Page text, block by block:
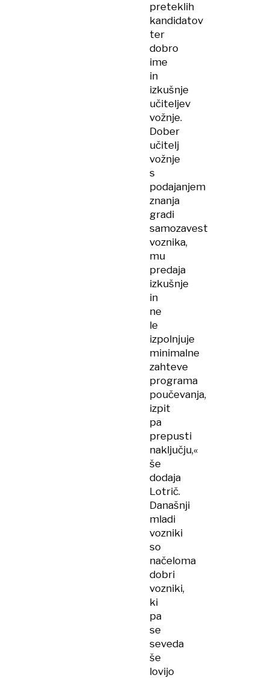
preteklih
kandidatov
ter
dobro
ime
in
izkušnje
učiteljev
vožnje.
Dober
učitelj
vožnje
s
podajanjem
znanja
gradi
samozavest
voznika,
mu
predaja
izkušnje
in
ne
le
izpolnjuje
minimalne
zahteve
programa
poučevanja,
izpit
pa
prepusti
naključju,«
še
dodaja
Lotrič.
Današnji
mladi
vozniki
so
načeloma
dobri
vozniki,
ki
pa
se
seveda
še
lovijo